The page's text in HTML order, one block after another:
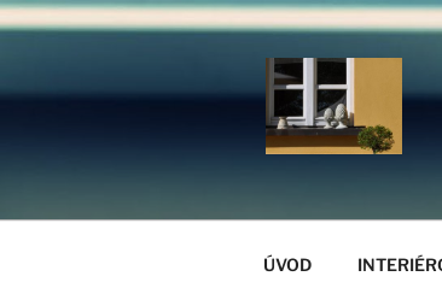
Prejsť
ÚVOD